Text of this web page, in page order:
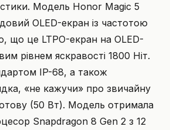
Модель Honor Magic 5
OLED-екран із частотою
що це LTPO-екран на OLED-
рівнем яскравості 1800 Ніт.
IP-68, а також
«не кажучи» про звичайну
(50 Вт). Модель отримала
Snapdragon 8 Gen 2 з 12